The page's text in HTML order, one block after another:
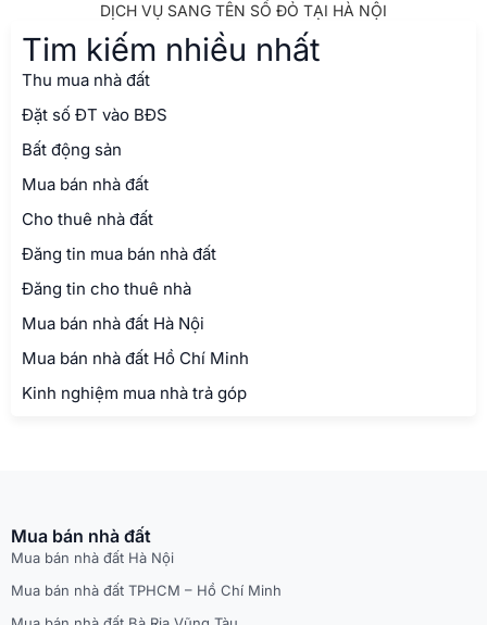
DỊCH VỤ SANG TÊN SỔ ĐỎ TẠI HÀ NỘI
Tim kiếm nhiều nhất
Thu mua nhà đất
Đặt số ĐT vào BĐS
Bất động sản
Mua bán nhà đất
Cho thuê nhà đất
Đăng tin mua bán nhà đất
Đăng tin cho thuê nhà
Mua bán nhà đất Hà Nội
Mua bán nhà đất Hồ Chí Minh
Kinh nghiệm mua nhà trả góp
Mua bán nhà đất
Mua bán nhà đất Hà Nội
Mua bán nhà đất TPHCM – Hồ Chí Minh